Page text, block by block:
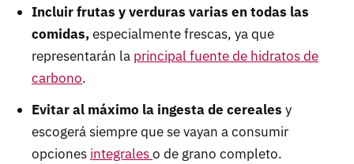
Incluir frutas y verduras varias en todas las
comidas,especialmente frescas, ya que
representarán la principal fuente de hidratos de
carbono.
Evitar al máximo la ingesta de cereales y
escogerá siempre que se vayan a consumir
opciones integraleso de grano completo.